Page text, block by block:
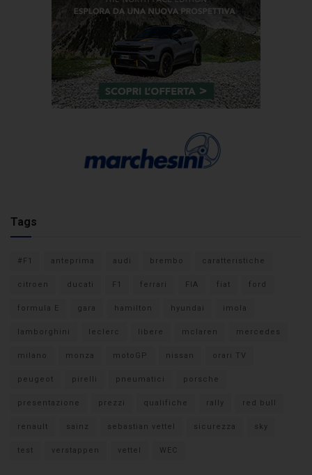
Tags
#F1 anteprima audi brembo caratteristiche
citroen ducati F1 ferrari FIA fiat ford
formula E gara hamilton hyundai imola
lamborghini leclerc libere mclaren mercedes
milano monza motoGP nissan orari TV
peugeot pirelli pneumatici porsche
presentazione prezzi qualifiche rally red bull
renault sainz sebastian vettel sicurezza sky
test verstappen vettel WEC